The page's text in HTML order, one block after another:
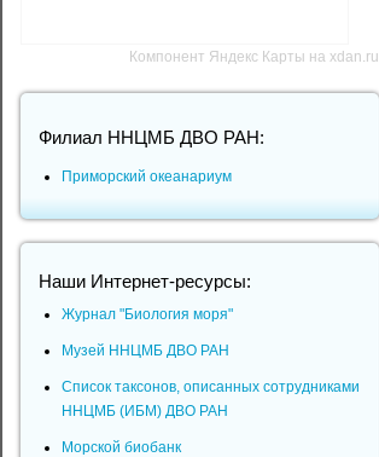
Компонент Яндекс Карты на xdan.ru
Филиал ННЦМБ ДВО РАН:
Приморский океанариум
Наши Интернет-ресурсы:
Журнал "Биология моря"
Музей ННЦМБ ДВО РАН
Список таксонов, описанных сотрудниками
ННЦМБ (ИБМ) ДВО РАН
Морской биобанк